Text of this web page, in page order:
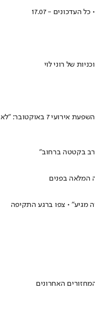
של רוני לוי
חודשים לאחר הקטטה שבמהלכה הואשם באמירות גזעניות כלפי שחקן מקבוצה יריבה, אליאל פרץ
בקטטה ברחוב"
המלאה בפנים
מגיע" • צפו ברגע התקיפה